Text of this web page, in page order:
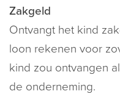
Zakgeld
Ontvangt het kind
loon rekenen voor
kind zou ontvangen
de onderneming.